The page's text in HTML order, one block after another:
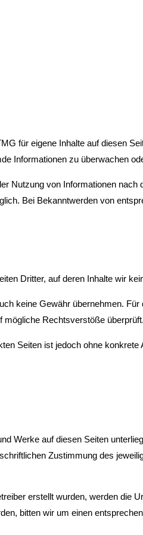
für eigene Inhalte auf diesen
Informationen zu überwachen
Nutzung von Informationen
Bei Bekanntwerden von
Dritter, auf deren Inhalte wir
keine Gewähr übernehmen.
Rechtsverstöße
Seiten ist jedoch ohne
Werke auf diesen Seiten
Zustimmung des
erstellt wurden, werden die
bitten wir um einen